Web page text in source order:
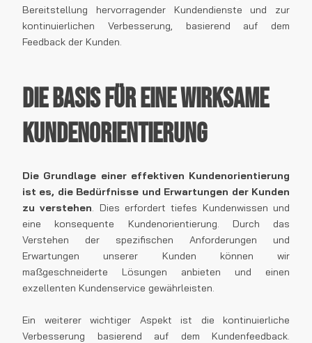
Bereitstellung hervorragender Kundendienste und zur
kontinuierlichen Verbesserung, basierend auf dem
Feedback der Kunden.
Die Basis für eine wirksame
Kundenorientierung
Die Grundlage einer effektiven Kundenorientierung
ist es, die Bedürfnisse und Erwartungen der Kunden
zu verstehen. Dies erfordert tiefes Kundenwissen und
eine konsequente Kundenorientierung. Durch das
Verstehen der spezifischen Anforderungen und
Erwartungen unserer Kunden können wir
maßgeschneiderte Lösungen anbieten und einen
exzellenten Kundenservice gewährleisten.
Ein weiterer wichtiger Aspekt ist die kontinuierliche
Verbesserung basierend auf dem Kundenfeedback.